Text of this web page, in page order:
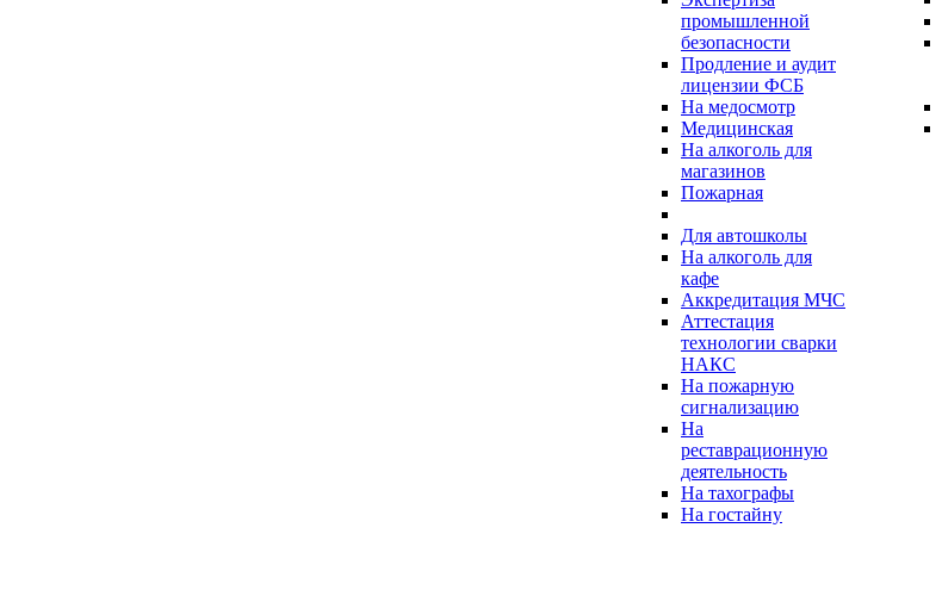
промышленной
безопасности
Продление и аудит
лицензии ФСБ
На медосмотр
Медицинская
На алкоголь для
магазинов
Пожарная
Для автошколы
На алкоголь для
кафе
Аккредитация МЧС
Аттестация
технологии сварки
НАКС
На пожарную
сигнализацию
На
реставрационную
деятельность
На тахографы
На гостайну